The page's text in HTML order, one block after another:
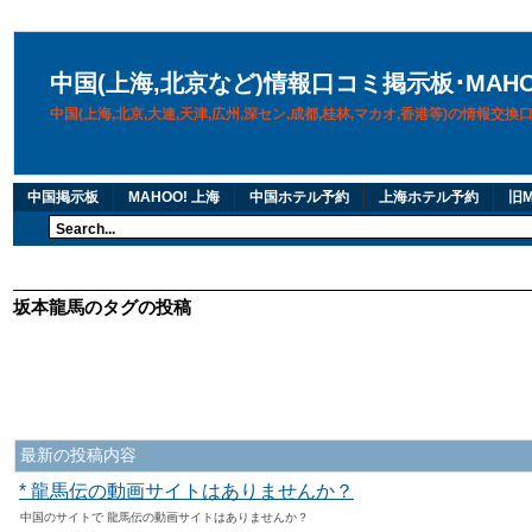
中国(上海,北京など)情報口コミ掲示板･
中国(上海,北京,大連,天津,広州,深セン,成都,桂林,マカオ,香港等)の情報交換
中国掲示板 MAHOO! 上海 中国ホテル予約 上海ホテル予約 旧
坂本龍馬のタグの投稿
最新の投稿内容
* 龍馬伝の動画サイトはありませんか？
中国のサイトで 龍馬伝の動画サイトはありませんか？